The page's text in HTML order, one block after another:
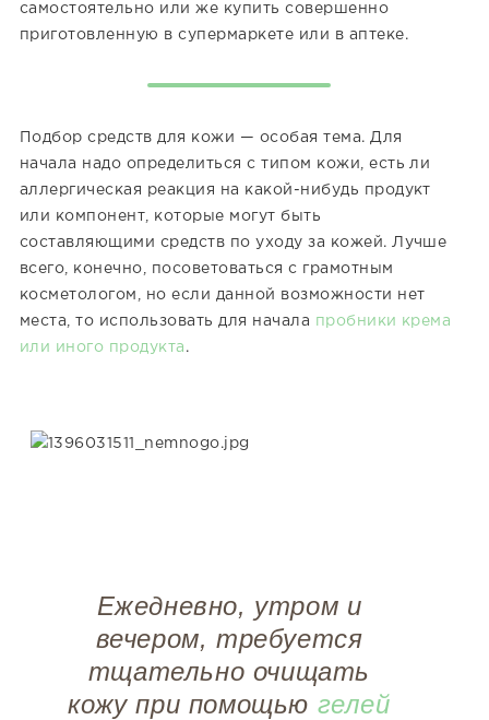
самостоятельно или же купить совершенно
приготовленную в супермаркете или в аптеке.
Подбор средств для кожи — особая тема. Для
начала надо определиться с типом кожи, есть ли
аллергическая реакция на какой-нибудь продукт
или компонент, которые могут быть
составляющими средств по уходу за кожей. Лучше
всего, конечно, посоветоваться с грамотным
косметологом, но если данной возможности нет
места, то использовать для начала пробники крема
или иного продукта .
Ежедневно, утром и
вечером, требуется
тщательно очищать
кожу при помощью гелей